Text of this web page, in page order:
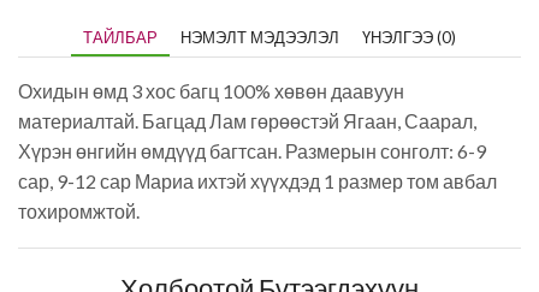
ТАЙЛБАР НЭМЭЛТ МЭДЭЭЛЭЛ ҮНЭЛГЭЭ (0)
Охидын өмд 3 хос багц 100% хөвөн даавуун
материалтай. Багцад Лам гөрөөстэй Ягаан, Саарал,
Хүрэн өнгийн өмдүүд багтсан. Размерын сонголт: 6-9
сар, 9-12 сар Мариа ихтэй хүүхдэд 1 размер том авбал
тохиромжтой.